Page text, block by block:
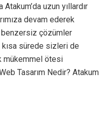
Atakum’da uzun yıllardır
devam ederek
çözümler
sürede sizleri de
mükemmel ötesi
Tasarım Nedir? Atakum